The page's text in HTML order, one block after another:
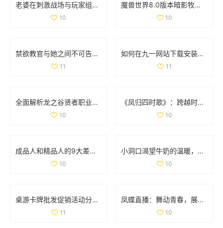
老婆在刺激战场与玩家组队搭档，让我心酸不已
10
魔兽世界8.0版本暗影牧师PVP天赋全面解析与最佳选择指南
10
禁欲教官与她之间不可告人的秘密与欲望探寻
11
如何在九一网站下载安装NBA应用程序的详细步骤解析
11
全面解析龙之谷贤者职业加点与武器选择策略
10
《凤归四时歌》：跨越时空的爱情传奇与古风魅力
10
成品人和精品人的9大差异解析，揭示更深层次的发展哲学
10
小洞口渴望牛奶的温暖，满足它的小心愿
10
桌游卡牌批发促销活动分析及产地货源信息介绍
11
凤蝶直播：舞动青春，展现魅力人生的全新平台
10